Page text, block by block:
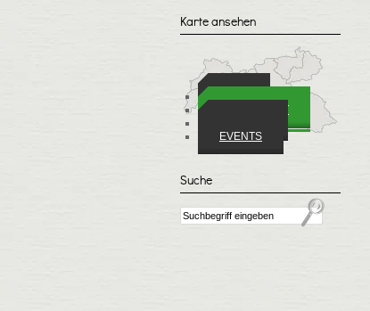
WIRTSCHAFT
EVENTS
Karte ansehen
Suche